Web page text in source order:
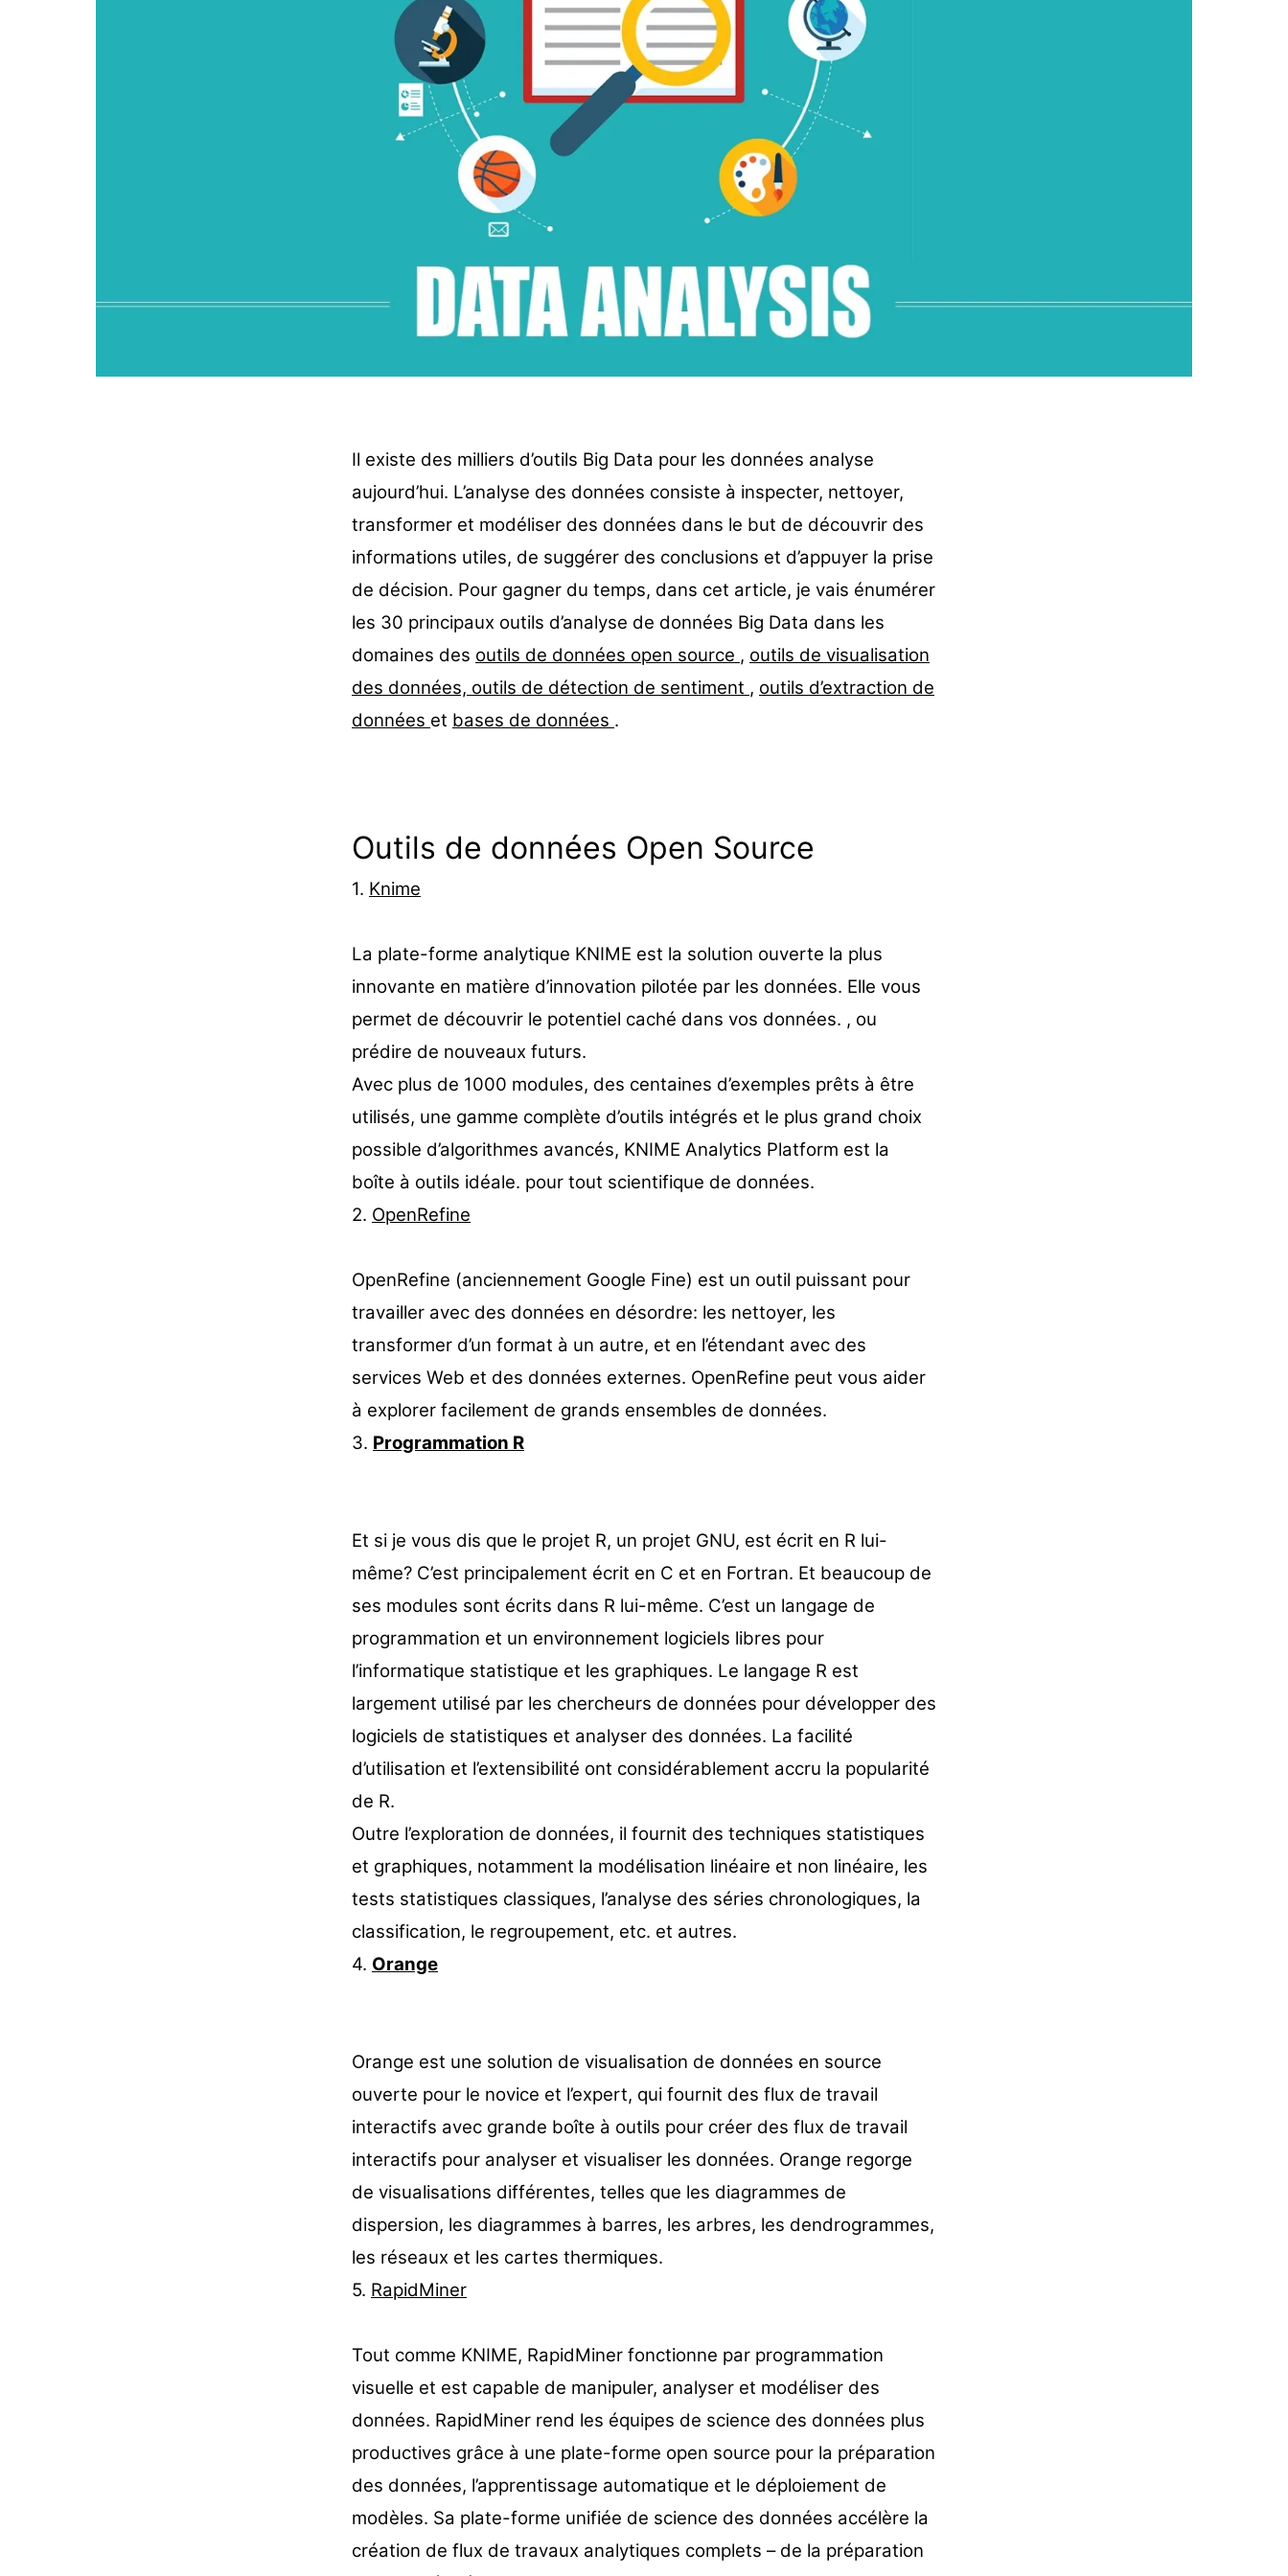
Il existe des milliers d’outils Big Data pour les données analyse
aujourd’hui. L’analyse des données consiste à inspecter, nettoyer,
transformer et modéliser des données dans le but de découvrir des
informations utiles, de suggérer des conclusions et d’appuyer la prise
de décision. Pour gagner du temps, dans cet article, je vais énumérer
les 30 principaux outils d’analyse de données Big Data dans les
domaines des outils de données open source , outils de visualisation
des données, outils de détection de sentiment , outils d’extraction de
données et bases de données .
Outils de données Open Source
1. Knime
La plate-forme analytique KNIME est la solution ouverte la plus
innovante en matière d’innovation pilotée par les données. Elle vous
permet de découvrir le potentiel caché dans vos données. , ou
prédire de nouveaux futurs.
Avec plus de 1000 modules, des centaines d’exemples prêts à être
utilisés, une gamme complète d’outils intégrés et le plus grand choix
possible d’algorithmes avancés, KNIME Analytics Platform est la
boîte à outils idéale. pour tout scientifique de données.
2. OpenRefine
OpenRefine (anciennement Google Fine) est un outil puissant pour
travailler avec des données en désordre: les nettoyer, les
transformer d’un format à un autre, et en l’étendant avec des
services Web et des données externes. OpenRefine peut vous aider
à explorer facilement de grands ensembles de données.
3. Programmation R
Et si je vous dis que le projet R, un projet GNU, est écrit en R lui-
même? C’est principalement écrit en C et en Fortran. Et beaucoup de
ses modules sont écrits dans R lui-même. C’est un langage de
programmation et un environnement logiciels libres pour
l’informatique statistique et les graphiques. Le langage R est
largement utilisé par les chercheurs de données pour développer des
logiciels de statistiques et analyser des données. La facilité
d’utilisation et l’extensibilité ont considérablement accru la popularité
de R.
Outre l’exploration de données, il fournit des techniques statistiques
et graphiques, notamment la modélisation linéaire et non linéaire, les
tests statistiques classiques, l’analyse des séries chronologiques, la
classification, le regroupement, etc. et autres.
4. Orange
Orange est une solution de visualisation de données en source
ouverte pour le novice et l’expert, qui fournit des flux de travail
interactifs avec grande boîte à outils pour créer des flux de travail
interactifs pour analyser et visualiser les données. Orange regorge
de visualisations différentes, telles que les diagrammes de
dispersion, les diagrammes à barres, les arbres, les dendrogrammes,
les réseaux et les cartes thermiques.
5. RapidMiner
Tout comme KNIME, RapidMiner fonctionne par programmation
visuelle et est capable de manipuler, analyser et modéliser des
données. RapidMiner rend les équipes de science des données plus
productives grâce à une plate-forme open source pour la préparation
des données, l’apprentissage automatique et le déploiement de
modèles. Sa plate-forme unifiée de science des données accélère la
création de flux de travaux analytiques complets – de la préparation